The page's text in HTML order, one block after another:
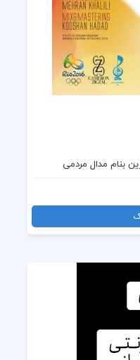
بنام مدال مردمی